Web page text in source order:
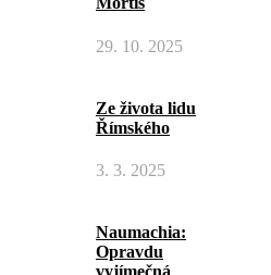
29. 10. 2025
Ze života lidu
Římského
3. 3. 2025
Naumachia:
Opravdu